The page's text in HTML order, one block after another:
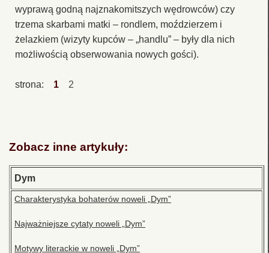
wyprawą godną najznakomitszych wędrowców) czy
trzema skarbami matki – rondlem, moździerzem i
żelazkiem (wizyty kupców – „handlu” – były dla nich
możliwością obserwowania nowych gości).
strona: 1 2
Zobacz inne artykuły:
Dym
Charakterystyka bohaterów noweli „Dym”
Najważniejsze cytaty noweli „Dym”
Motywy literackie w noweli „Dym”